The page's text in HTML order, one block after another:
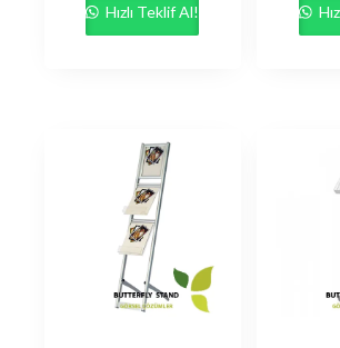
Hızlı Teklif Al!